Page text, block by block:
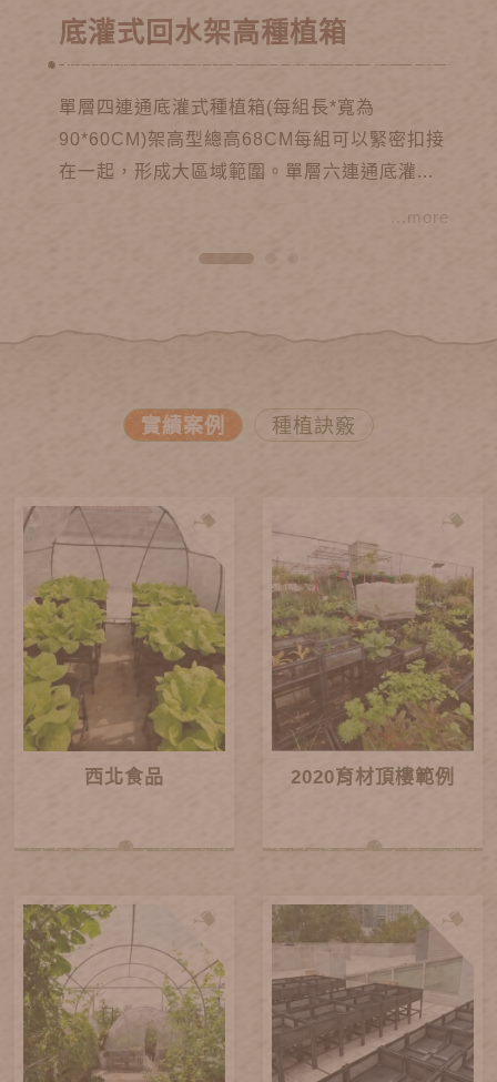
底灌式回水架高種植箱
單層四連通底灌式種植箱(每組長*寬為
90*60CM)架高型總高68CM每組可以緊密扣接
在一起，形成大區域範圍。單層六連通底灌...
...more
實績案例 種植訣竅
西北食品 2020育材頂樓範例